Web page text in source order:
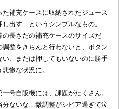
補充ケースに収納されたジュース
出す…というシンプルなもの。
長さだの補充ケースのサイズだ
整をきちんと行わないと、ボタン
、または押してもいないのに勝手
惨な状況に。
号自販機には、課題がたくさん。
分ないな…微調整がシビア過ぎて泣